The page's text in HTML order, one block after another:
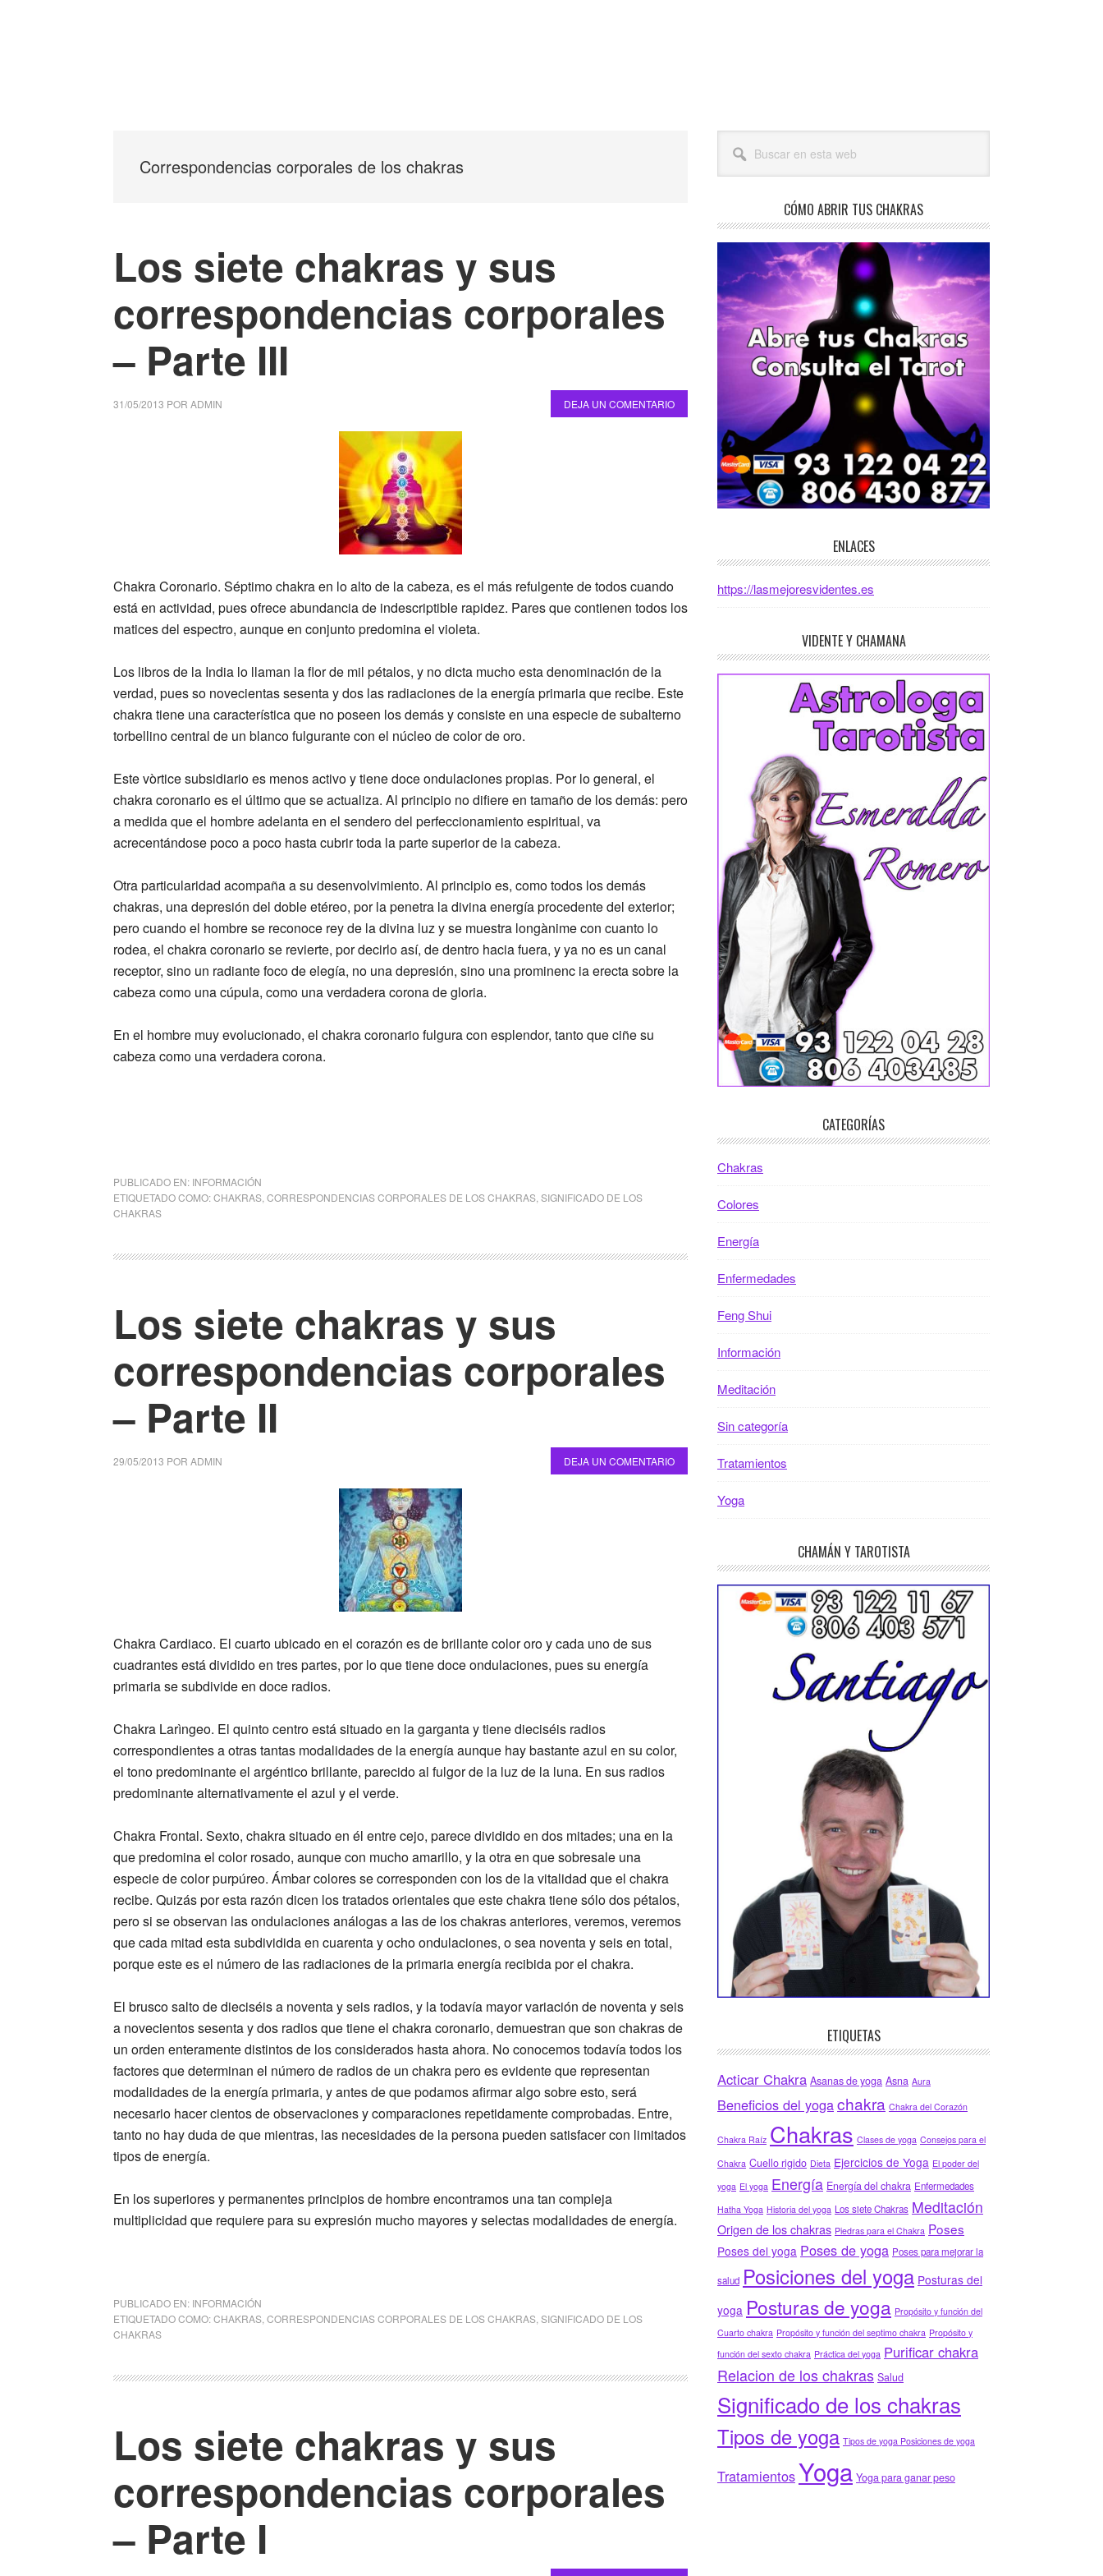
Correspondencias corporales de los chakras
Los siete chakras y sus
correspondencias corporales
– Parte III
31/05/2013 POR ADMIN DEJA UN COMENTARIO
Chakra Coronario. Séptimo chakra en lo alto de la cabeza, es el más refulgente de todos cuando
está en actividad, pues ofrece abundancia de indescriptible rapidez. Pares que contienen todos los
matices del espectro, aunque en conjunto predomina el violeta.
Los libros de la India lo llaman la flor de mil pétalos, y no dicta mucho esta denominación de la
verdad, pues so novecientas sesenta y dos las radiaciones de la energía primaria que recibe. Este
chakra tiene una característica que no poseen los demás y consiste en una especie de subalterno
torbellino central de un blanco fulgurante con el núcleo de color de oro.
Este vòrtice subsidiario es menos activo y tiene doce ondulaciones propias. Por lo general, el
chakra coronario es el último que se actualiza. Al principio no difiere en tamaño de los demás: pero
a medida que el hombre adelanta en el sendero del perfeccionamiento espiritual, va
acrecentándose poco a poco hasta cubrir toda la parte superior de la cabeza.
Otra particularidad acompaña a su desenvolvimiento. Al principio es, como todos los demás
chakras, una depresión del doble etéreo, por la penetra la divina energía procedente del exterior;
pero cuando el hombre se reconoce rey de la divina luz y se muestra longànime con cuanto lo
rodea, el chakra coronario se revierte, por decirlo así, de dentro hacia fuera, y ya no es un canal
receptor, sino un radiante foco de elegía, no una depresión, sino una prominenc ia erecta sobre la
cabeza como una cúpula, como una verdadera corona de gloria.
En el hombre muy evolucionado, el chakra coronario fulgura con esplendor, tanto que ciñe su
cabeza como una verdadera corona.
PUBLICADO EN: INFORMACIÓN
ETIQUETADO COMO:CHAKRAS CORRESPONDENCIAS CORPORALES DE LOS CHAKRAS SIGNIFICADO DE LOS
CHAKRAS
Los siete chakras y sus
correspondencias corporales
– Parte II
29/05/2013 POR ADMIN DEJA UN COMENTARIO
Chakra Cardiaco. El cuarto ubicado en el corazón es de brillante color oro y cada uno de sus
cuadrantes está dividido en tres partes, por lo que tiene doce ondulaciones, pues su energía
primaria se subdivide en doce radios.
Chakra Larìngeo. El quinto centro está situado en la garganta y tiene dieciséis radios
correspondientes a otras tantas modalidades de la energía aunque hay bastante azul en su color,
el tono predominante el argéntico brillante, parecido al fulgor de la luz de la luna. En sus radios
predominante alternativamente el azul y el verde.
Chakra Frontal. Sexto, chakra situado en él entre cejo, parece dividido en dos mitades; una en la
que predomina el color rosado, aunque con mucho amarillo, y la otra en que sobresale una
especie de color purpúreo. Ámbar colores se corresponden con los de la vitalidad que el chakra
recibe. Quizás por esta razón dicen los tratados orientales que este chakra tiene sólo dos pétalos,
pero si se observan las ondulaciones análogas a las de los chakras anteriores, veremos, veremos
que cada mitad esta subdividida en cuarenta y ocho ondulaciones, o sea noventa y seis en total,
porque este es el número de las radiaciones de la primaria energía recibida por el chakra.
El brusco salto de dieciséis a noventa y seis radios, y la todavía mayor variación de noventa y seis
a novecientos sesenta y dos radios que tiene el chakra coronario, demuestran que son chakras de
un orden enteramente distintos de los considerados hasta ahora. No conocemos todavía todos los
factores que determinan el número de radios de un chakra pero es evidente que representan
modalidades de la energía primaria, y antes de que podamos afirmar algo sobre esto, será
necesario hacer cientos de observaciones y comparaciones repetidamente comprobadas. Entre,
tanto no hay duda de que mientras, las necesidades de la persona pueden satisfacer con limitados
tipos de energía.
En los superiores y permanentes principios de hombre encontramos una tan compleja
multiplicidad que requiere para su expresión mucho mayores y selectas modalidades de energía.
PUBLICADO EN: INFORMACIÓN
ETIQUETADO COMO:CHAKRAS CORRESPONDENCIAS CORPORALES DE LOS CHAKRAS SIGNIFICADO DE LOS
CHAKRAS
Los siete chakras y sus
correspondencias corporales
– Parte I
Barra
lateral
esta
CÓMO ABRIR TUS CHAKRAS
ENLACES
https://lasmejoresvidentes.es
VIDENTE Y CHAMANA
CATEGORÍAS
Chakras
Colores
Energía
Enfermedades
Feng Shui
Información
Meditación
Sin categoría
Tratamientos
Yoga
CHAMÁN Y TAROTISTA
ETIQUETAS
Acticar Chakra Asanas de yoga Asna Aura
Beneficios del yogachakra Chakra del Corazón
Chakra Raíz Chakras Clases de yoga Consejos para el
Chakra Cuello rigido Dieta Ejercicios de Yoga El poder del
yoga El yoga Energía Energía del chakra Enfermedades
Hatha Yoga Historia del yoga Los siete Chakras Meditación
Origen de los chakras Piedras para el Chakra Poses
Poses del yoga Poses de yoga Poses para mejorar la
salud Posiciones del yoga Posturas del
yoga Posturas de yoga Propósito y función del
Cuarto chakra Propósito y función del septimo chakra Propósito y
función del sexto chakra Práctica del yoga Purificar chakra
Relacion de los chakras Salud
Significado de los chakras
Tipos de yoga Tipos de yoga Posiciones de yoga
TratamientosYoga Yoga para ganar peso